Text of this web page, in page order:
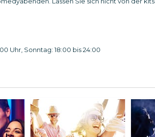
Uhr, Sonntag: 18:00 bis 24:00